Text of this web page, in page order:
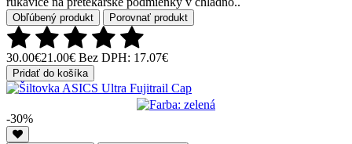
Obľúbený produkt Porovnať produkt
30.00€21.00€ Bez DPH: 17.07€
Pridať do košíka
-30%